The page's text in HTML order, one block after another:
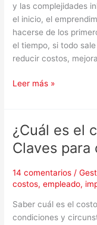
y las complejidades
el inicio, el
hacerse de los
el tiempo, si todo
reducir costos,
Leer más »
¿Cuál es el
Claves
14 comentarios /
costos,empleado,
Saber cuál es el
condiciones y
¿Cuál
es
el
empleado?
Claves